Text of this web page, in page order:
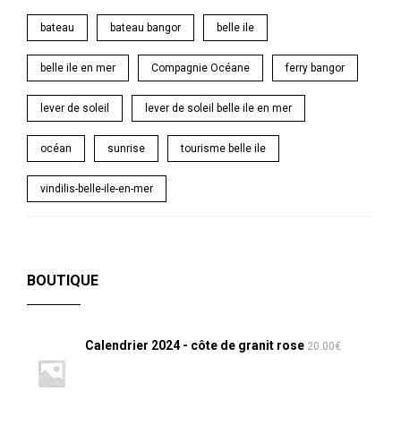
bateau bateau bangor belle ile
belle ile en mer Compagnie Océane ferry bangor
lever de soleil lever de soleil belle ile en mer
océan sunrise tourisme belle ile
vindilis-belle-ile-en-mer
BOUTIQUE
Calendrier 2024 - côte de granit rose 20.00€